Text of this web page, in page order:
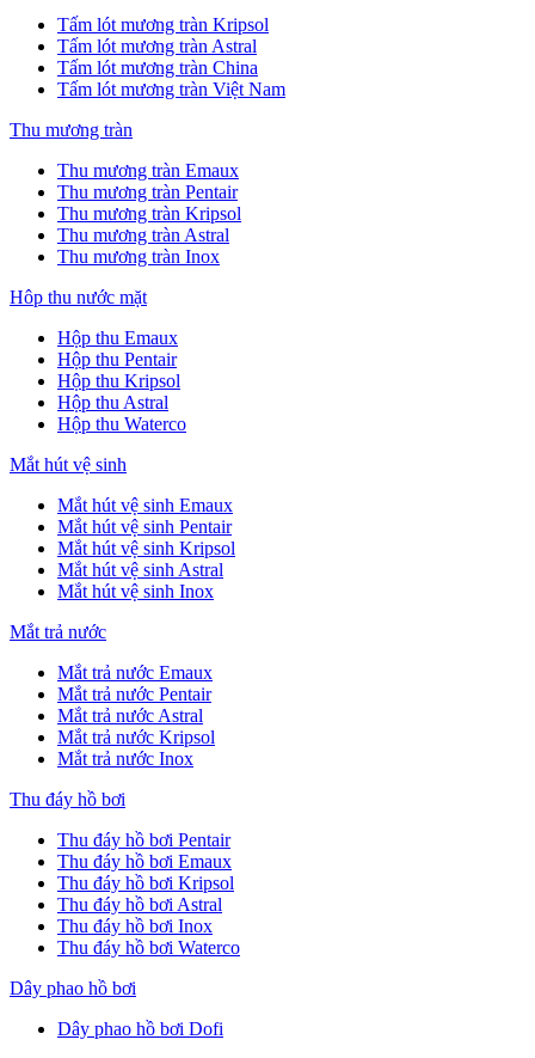
Tấm lót mương tràn Kripsol
Tấm lót mương tràn Astral
Tấm lót mương tràn China
Tấm lót mương tràn Việt Nam
Thu mương tràn
Thu mương tràn Emaux
Thu mương tràn Pentair
Thu mương tràn Kripsol
Thu mương tràn Astral
Thu mương tràn Inox
Hôp thu nước mặt
Hộp thu Emaux
Hộp thu Pentair
Hộp thu Kripsol
Hộp thu Astral
Hộp thu Waterco
Mắt hút vệ sinh
Mắt hút vệ sinh Emaux
Mắt hút vệ sinh Pentair
Mắt hút vệ sinh Kripsol
Mắt hút vệ sinh Astral
Mắt hút vệ sinh Inox
Mắt trả nước
Mắt trả nước Emaux
Mắt trả nước Pentair
Mắt trả nước Astral
Mắt trả nước Kripsol
Mắt trả nước Inox
Thu đáy hồ bơi
Thu đáy hồ bơi Pentair
Thu đáy hồ bơi Emaux
Thu đáy hồ bơi Kripsol
Thu đáy hồ bơi Astral
Thu đáy hồ bơi Inox
Thu đáy hồ bơi Waterco
Dây phao hồ bơi
Dây phao hồ bơi Dofi